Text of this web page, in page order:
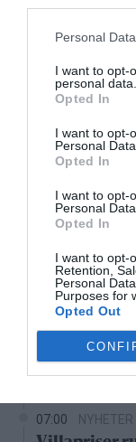
Personal
I want to opt-
personal data.
Opted In
I want to opt-
Personal Data.
Opted In
I want to opt-
Personal
Opted In
I want to opt-
Retention,
Personal
Purposes for
Opted Out
18/3 NYA
NordHem
Lokalt väder
07:00 08:00
Senaste nytt
08:10
Miljöpartiets
mot
07:00 NYHETER